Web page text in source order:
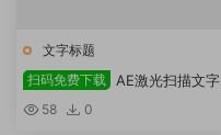
文字标题
扫码免费下载
AE激光扫描文字
效果模板
58 0